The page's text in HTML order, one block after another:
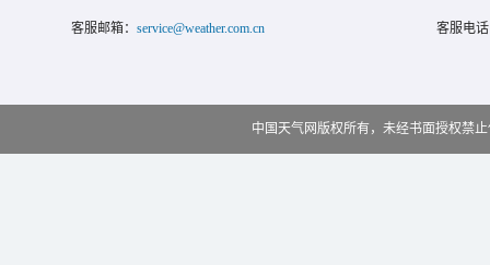
客服邮箱： service@weather.com.cn 客服电
中国天气网版权所有，未经书面授权